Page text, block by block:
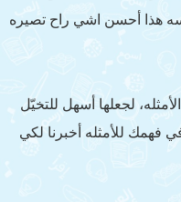
هذا أحسن اشي راح تصيره
لجعلها أسهل للتخيّل
فهمك للأمثله أخبرنا لكي